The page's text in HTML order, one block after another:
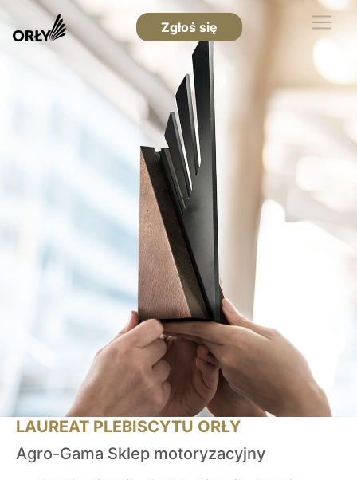
Zgłoś się
LAUREAT PLEBISCYTU ORŁY
Agro-Gama Sklep motoryzacyjny